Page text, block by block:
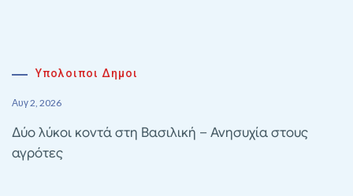
Υπολοιποι Δημοι
Αυγ 2, 2026
Δύο λύκοι κοντά στη Βασιλική – Ανησυχία στους
αγρότες